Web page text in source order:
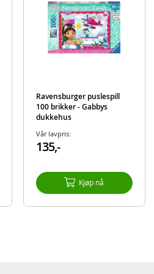
Ravensburger puslespill
100 brikker - Gabbys
dukkehus
Vår lavpris:
135,-
Kjøp nå